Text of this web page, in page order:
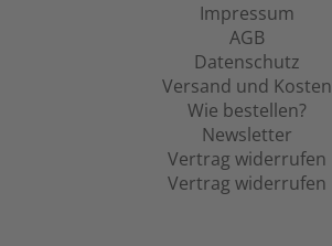
Impressum
AGB
Datenschutz
Versand und Kosten
Wie bestellen?
Newsletter
Vertrag widerrufen
Vertrag widerrufen